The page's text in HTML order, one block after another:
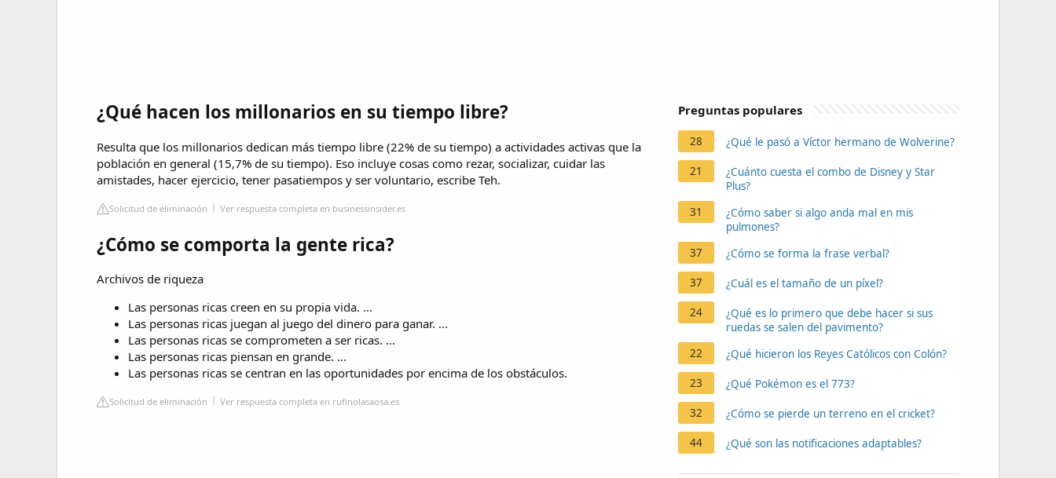
¿Qué hacen los millonarios en su tiempo libre?
Resulta que los millonarios dedican más tiempo libre (22% de su tiempo) a actividades activas que la
población en general (15,7% de su tiempo). Eso incluye cosas como rezar, socializar, cuidar las
amistades, hacer ejercicio, tener pasatiempos y ser voluntario, escribe Teh.
Solicitud de eliminación Ver respuesta completa en businessinsider.es
¿Cómo se comporta la gente rica?
Archivos de riqueza
Las personas ricas creen en su propia vida. ...
Las personas ricas juegan al juego del dinero para ganar. ...
Las personas ricas se comprometen a ser ricas. ...
Las personas ricas piensan en grande. ...
Las personas ricas se centran en las oportunidades por encima de los obstáculos.
Solicitud de eliminación Ver respuesta completa en rufinolasaosa.es
Preguntas populares
28 ¿Qué le pasó a Víctor hermano de Wolverine?
21
¿Cuánto cuesta el combo de Disney y Star
Plus?
31
¿Cómo saber si algo anda mal en mis
pulmones?
37
¿Cómo se forma la frase verbal?
37 ¿Cuál es el tamaño de un píxel?
24
¿Qué es lo primero que debe hacer si sus
ruedas se salen del pavimento?
22
¿Qué hicieron los Reyes Católicos con Colón?
23 ¿Qué Pokémon es el 773?
32 ¿Cómo se pierde un terreno en el cricket?
44 ¿Qué son las notificaciones adaptables?